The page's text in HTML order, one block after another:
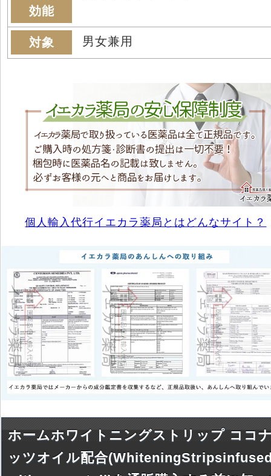
効能
対象 男女兼用
個人輸入代行イエカラ薬局とはどんなサイト？
ホームホワイトニングストリップ ココ
ッツオイル配合